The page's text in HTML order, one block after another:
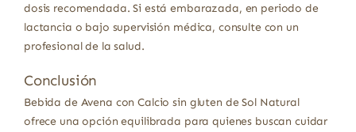
dosis recomendada. Si está embarazada, en periodo de
lactancia o bajo supervisión médica, consulte con un
profesional de la salud.
Conclusión
Bebida de Avena con Calcio sin gluten de Sol Natural
ofrece una opción equilibrada para quienes buscan cuidar